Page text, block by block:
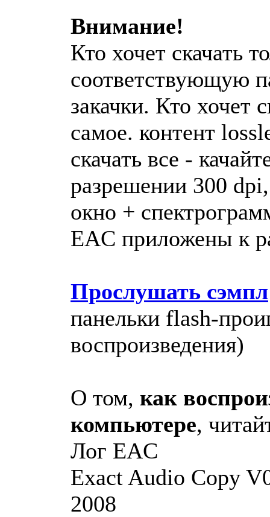
Внимание!
Кто хочет скачать
соответствующую
закачки. Кто хочет
самое. контент
скачать все -
разрешении 300
окно +
EAC приложены к
Прослушать сэмпл
панельки flash-
воспроизведения)
О том, как
компьютере,
Лог EAC
Exact Audio Copy
2008